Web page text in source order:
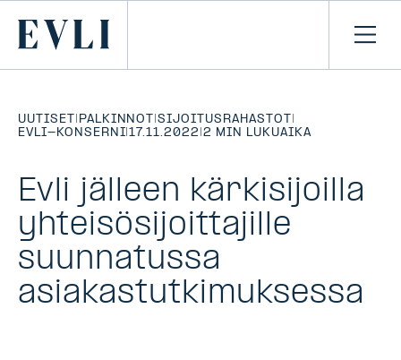
Primary
Avaa
UUTISET | PALKINNOT |SIJOITUSRAHASTOT |
EVLI-KONSERNI|17.11.2022 |2 MIN LUKUAIKA
Evli jälleen kärkisijoilla
yhteisösijoittajille
suunnatussa
asiakastutkimuksessa